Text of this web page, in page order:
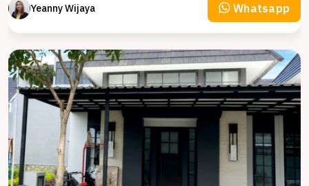
Yeanny Wijaya Whatsapp